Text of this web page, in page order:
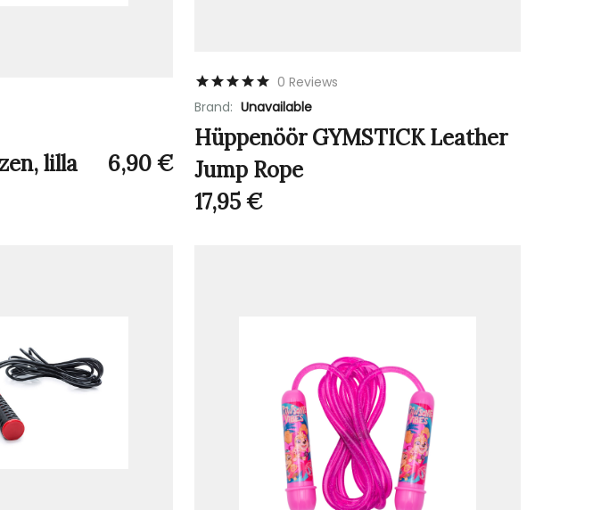
lilla 6,90€
0 Reviews
Brand: Unavailable
Hüppenöör GYMSTICK Leather
Jump Rope
17,95€